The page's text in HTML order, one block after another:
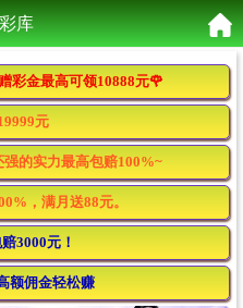
库
彩金最高可领10888元🌹
元
的实力最高包赔100%~
，满月送88元。
3000元！
额佣金轻松赚